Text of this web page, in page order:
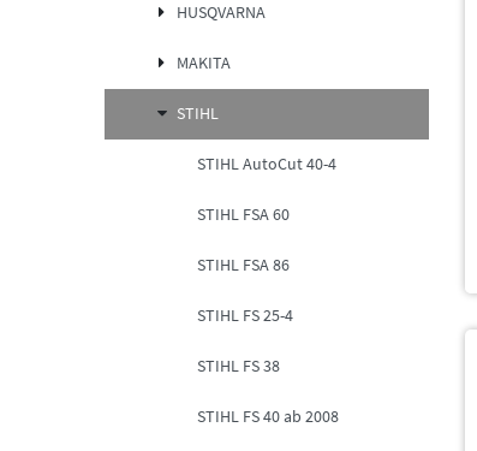
HUSQVARNA
MAKITA
STIHL
STIHL AutoCut 40-4
STIHL FSA 60
STIHL FSA 86
STIHL FS 25-4
STIHL FS 38
STIHL FS 40 ab 2008